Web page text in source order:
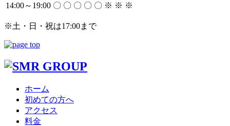
14:00～19:00 〇 〇 〇 〇 〇 ※ ※ ※
※土・日・祝は17:00まで
ホーム
初めての方へ
アクセス
料金